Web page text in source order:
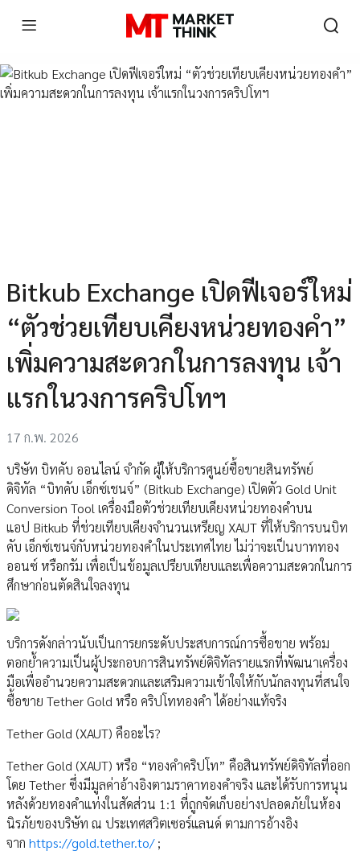
Bitkub Exchange เปิดฟีเจอร์ใหม่
“ตัวช่วยเทียบเคียงหน่วยทองคำ”
เพิ่มความสะดวกในการลงทุน เจ้า
แรกในวงการคริปโทฯ
17 ก.พ. 2026
บริษัท บิทคับ ออนไลน์ จำกัด ผู้ให้บริการศูนย์ซื้อขายสินทรัพย์
ดิจิทัล “บิทคับ เอ็กซ์เชนจ์” (Bitkub Exchange) เปิดตัว Gold Unit
Conversion Tool เครื่องมือตัวช่วยเทียบเคียงหน่วยทองคำบน
แอป Bitkub ที่ช่วยเทียบเคียงจำนวนเหรียญ XAUT ที่ให้บริการบนบิท
คับ เอ็กซ์เชนจ์กับหน่วยทองคำในประเทศไทย ไม่ว่าจะเป็นบาททอง
ออนซ์ หรือกรัม เพื่อเป็นข้อมูลเปรียบเทียบและเพื่อความสะดวกในการ
ศึกษาก่อนตัดสินใจลงทุน
บริการดังกล่าวนับเป็นการยกระดับประสบการณ์การซื้อขาย พร้อม
ตอกย้ำความเป็นผู้ประกอบการสินทรัพย์ดิจิทัลรายแรกที่พัฒนาเครื่อง
มือเพื่ออำนวยความสะดวกและเสริมความเข้าใจให้กับนักลงทุนที่สนใจ
ซื้อขาย Tether Gold หรือ คริปโททองคำ ได้อย่างแท้จริง
Tether Gold (XAUT) คืออะไร?
Tether Gold (XAUT) หรือ “ทองคำคริปโท” คือสินทรัพย์ดิจิทัลที่ออก
โดย Tether ซึ่งมีมูลค่าอ้างอิงตามราคาทองคำจริง และได้รับการหนุน
หลังด้วยทองคำแท่งในสัดส่วน 1:1 ที่ถูกจัดเก็บอย่างปลอดภัยในห้อง
นิรภัยของบริษัท ณ ประเทศสวิตเซอร์แลนด์ ตามการอ้างอิง
จาก https://gold.tether.to/;